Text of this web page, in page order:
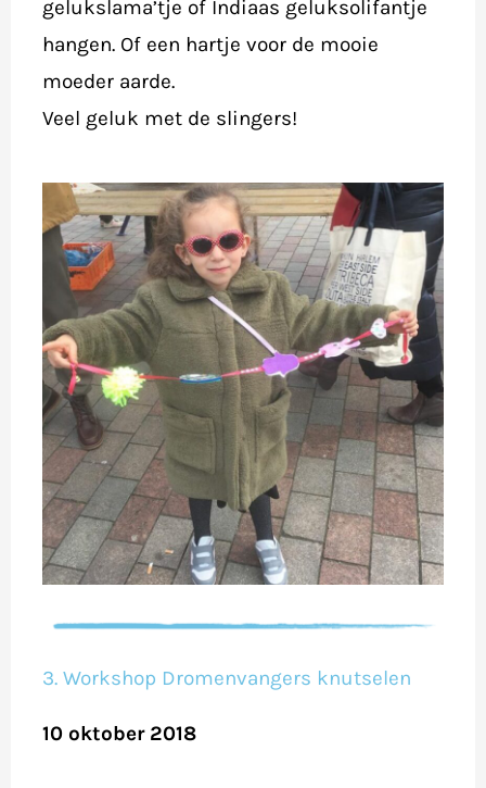
gelukslama’tje of Indiaas geluksolifantje
hangen. Of een hartje voor de mooie
moeder aarde.
Veel geluk met de slingers!
3. Workshop Dromenvangers knutselen
10 oktober 2018